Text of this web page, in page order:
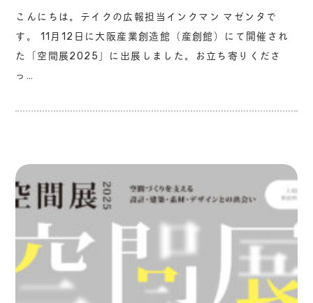
こんにちは。テイクの広報担当インクマン マゼンタで
す。 11月12日に大阪産業創造館（産創館）にて開催され
た「空間展2025」に出展しました。お立ち寄りくださ
っ…